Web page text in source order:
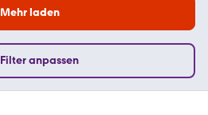
Mehr laden
Filter anpassen